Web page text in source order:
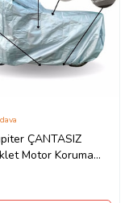
ÇANTASIZ
Motor Koruma